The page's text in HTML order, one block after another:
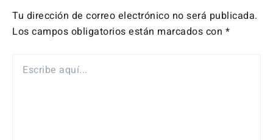
Tu dirección de correo electrónico no será publicada.
Los campos obligatorios están marcados con *
AQUÍ...